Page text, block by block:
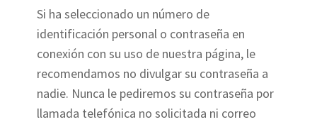
Si ha seleccionado un número de
identificación personal o contraseña en
conexión con su uso de nuestra página, le
recomendamos no divulgar su contraseña a
nadie. Nunca le pediremos su contraseña por
llamada telefónica no solicitada ni correo